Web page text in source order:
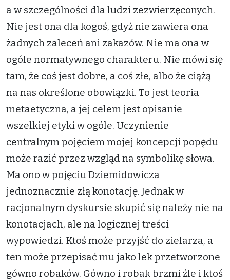
a w szczególności dla ludzi zezwierzęconych.
Nie jest ona dla kogoś, gdyż nie zawiera ona
żadnych zaleceń ani zakazów. Nie ma ona w
ogóle normatywnego charakteru. Nie mówi się
tam, że coś jest dobre, a coś złe, albo że ciążą
na nas określone obowiązki. To jest teoria
metaetyczna, a jej celem jest opisanie
wszelkiej etyki w ogóle. Uczynienie
centralnym pojęciem mojej koncepcji popędu
może razić przez wzgląd na symbolikę słowa.
Ma ono w pojęciu Dziemidowicza
jednoznacznie złą konotację. Jednak w
racjonalnym dyskursie skupić się należy nie na
konotacjach, ale na logicznej treści
wypowiedzi. Ktoś może przyjść do zielarza, a
ten może przepisać mu jako lek przetworzone
gówno robaków. Gówno i robak brzmi źle i ktoś